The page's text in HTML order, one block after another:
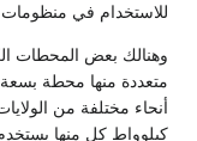
للاستخدام في منظومات
وهنالك بعض المحطات
كيلوواط كل منها يستخدم